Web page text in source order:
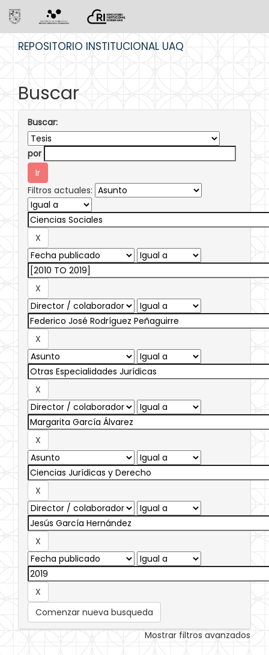
REPOSITORIO INSTITUCIONAL UAQ
Buscar
Buscar:
por
Filtros actuales:
Comenzar nueva busqueda
Mostrar filtros avanzados